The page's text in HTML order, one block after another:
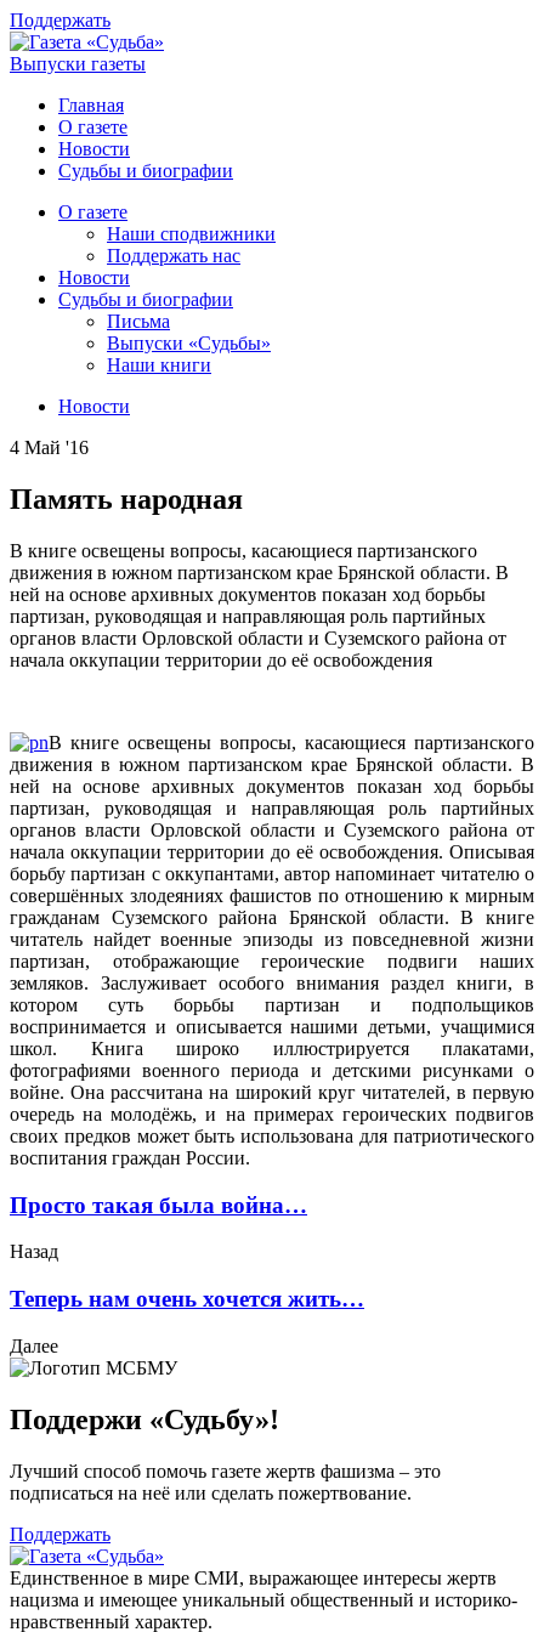
Поддержать
Выпуски газеты
Главная
О газете
Новости
Судьбы и биографии
О газете
Наши сподвижники
Поддержать нас
Новости
Судьбы и биографии
Письма
Выпуски «Судьбы»
Наши книги
Новости
4 Май '16
Память народная
В книге освещены вопросы, касающиеся партизанского
движения в южном партизанском крае Брянской области. В
ней на основе архивных документов показан ход борьбы
партизан, руководящая и направляющая роль партийных
органов власти Орловской области и Суземского района от
начала оккупации территории до её освобождения
В книге освещены вопросы, касающиеся партизанского
движения в южном партизанском крае Брянской области. В
ней на основе архивных документов показан ход борьбы
партизан, руководящая и направляющая роль партийных
органов власти Орловской области и Суземского района от
начала оккупации территории до её освобождения. Описывая
борьбу партизан с оккупантами, автор напоминает читателю о
совершённых злодеяниях фашистов по отношению к мирным
гражданам Суземского района Брянской области. В книге
читатель найдет военные эпизоды из повседневной жизни
партизан, отображающие героические подвиги наших
земляков. Заслуживает особого внимания раздел книги, в
котором суть борьбы партизан и подпольщиков
воспринимается и описывается нашими детьми, учащимися
школ. Книга широко иллюстрируется плакатами,
фотографиями военного периода и детскими рисунками о
войне. Она рассчитана на широкий круг читателей, в первую
очередь на молодёжь, и на примерах героических подвигов
своих предков может быть использована для патриотического
воспитания граждан России.
Просто такая была война…
Назад
Теперь нам очень хочется жить…
Далее
Поддержи «Судьбу»!
Лучший способ помочь газете жертв фашизма – это
подписаться на неё или сделать пожертвование.
Поддержать
Единственное в мире СМИ, выражающее интересы жертв
нацизма и имеющее уникальный общественный и историко-
нравственный характер.